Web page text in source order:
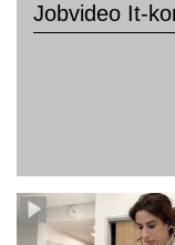
Jobvideo It-